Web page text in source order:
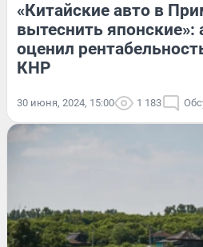
«Китайские авто в
вытеснить японские»:
оценил
КНР
30 июня, 2024, 15:00 1 183